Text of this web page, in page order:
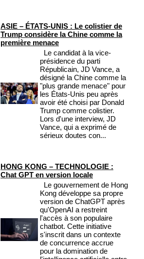
ASIE – ÉTATS-UNIS : Le colistier de
Trump considère la Chine comme la
première menace
Le candidat à la vice-
présidence du parti
Républicain, JD Vance, a
désigné la Chine comme la
"plus grande menace" pour
les États-Unis peu après
avoir été choisi par Donald
Trump comme colistier.
Lors d'une interview, JD
Vance, qui a exprimé de
sérieux doutes con...
HONG KONG – TECHNOLOGIE :
Chat GPT en version locale
Le gouvernement de Hong
Kong développe sa propre
version de ChatGPT après
qu'OpenAI a restreint
l'accès à son populaire
chatbot. Cette initiative
s'inscrit dans un contexte
de concurrence accrue
pour la domination de